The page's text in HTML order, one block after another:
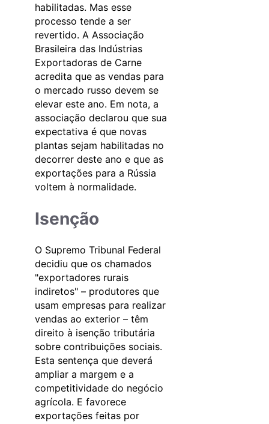
habilitadas. Mas esse
processo tende a ser
revertido. A Associação
Brasileira das Indústrias
Exportadoras de Carne
acredita que as vendas para
o mercado russo devem se
elevar este ano. Em nota, a
associação declarou que sua
expectativa é que novas
plantas sejam habilitadas no
decorrer deste ano e que as
exportações para a Rússia
voltem à normalidade.
Isenção
O Supremo Tribunal Federal
decidiu que os chamados
"exportadores rurais
indiretos" – produtores que
usam empresas para realizar
vendas ao exterior – têm
direito à isenção tributária
sobre contribuições sociais.
Esta sentença que deverá
ampliar a margem e a
competitividade do negócio
agrícola. E favorece
exportações feitas por